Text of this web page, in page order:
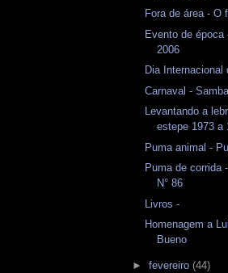
Fora de área - O
Evento de
2006
Dia Internacional
Carnaval -
Levantando a
estepe 1973 a
Puma animal -
Puma de corrida
N° 86
Livros -
Homenagem a
Bueno
► fevereiro (44)